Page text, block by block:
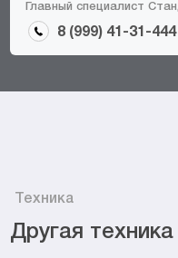
Главный специалист
8 (999) 41-31-444
Техника
Другая